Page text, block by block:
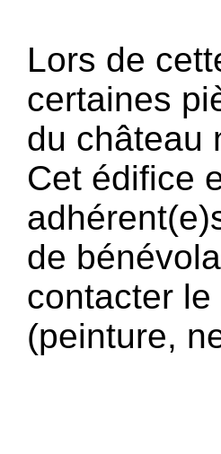
Lors de
certaines
du château
Cet édifice
de
contacter
(peinture,